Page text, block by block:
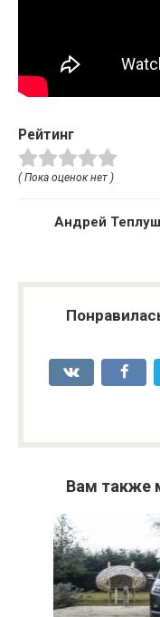
Рейтинг
( Пока оценок нет )
Андрей
Вам также